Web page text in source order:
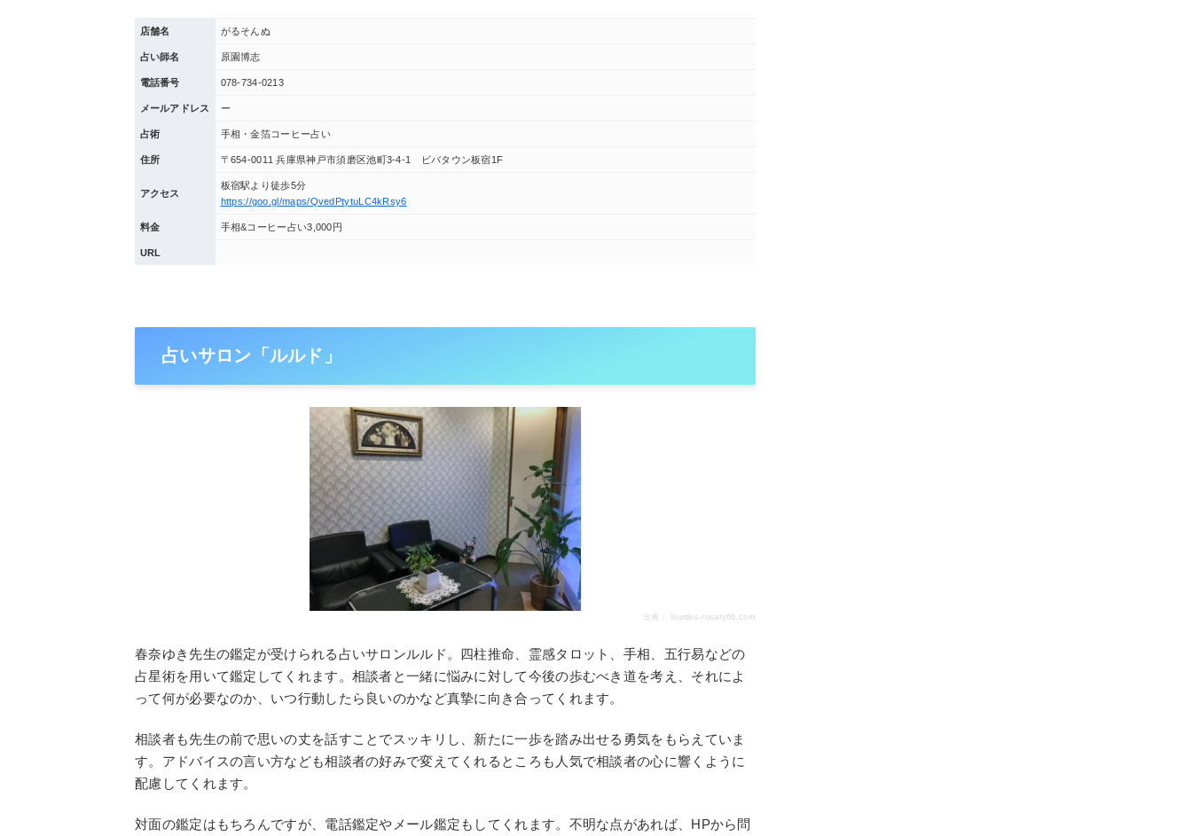
店舗名 がるそんぬ
占い師名 原園博志
電話番号 078-734-0213
メールアドレス ー
占術 手相・金箔コーヒー占い
住所 〒654-0011 兵庫県神戸市須磨区池町3-4-1 ビバタウン板宿1F
アクセス
板宿駅より徒歩5分
https://goo.gl/maps/QvedPtytuLC4kRsy6
料金 手相&コーヒー占い3,000円
URL
占いサロン「ルルド」
出典： lourdes-rosary66.com
春奈ゆき先生の鑑定が受けられる占いサロンルルド。四柱推命、霊感タロット、手相、五行易などの
占星術を用いて鑑定してくれます。相談者と一緒に悩みに対して今後の歩むべき道を考え、それによ
って何が必要なのか、いつ行動したら良いのかなど真摯に向き合ってくれます。
相談者も先生の前で思いの丈を話すことでスッキリし、新たに一歩を踏み出せる勇気をもらえていま
す。アドバイスの言い方なども相談者の好みで変えてくれるところも人気で相談者の心に響くように
配慮してくれます。
対面の鑑定はもちろんですが、電話鑑定やメール鑑定もしてくれます。不明な点があれば、HPから問